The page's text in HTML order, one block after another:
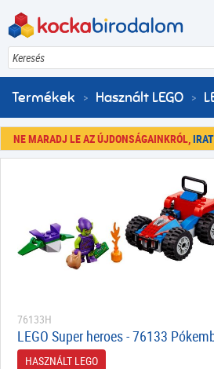
Keresés
Termékek Használt LEGO
NE MARADJ LE AZ ÚJDONSÁGAINKRÓL,
76133H
LEGO Super heroes - 76133
HASZNÁLT LEGO